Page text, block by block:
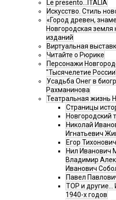
Le presento...ITALIA
Искусство. Стиль
«Город древен,
Новгородская
изданий
Виртуальная
Читайте о Рюрике
Персонажи
"Тысячелетие
Усадьба Онег в
Рахманинова
Театральная жизнь
Страницы
Новгородский
Николай
Игнатьевич
Егор
Нил Иванович
Владимир
Иванович
Павел
ТОР и другие…
1940-х годов